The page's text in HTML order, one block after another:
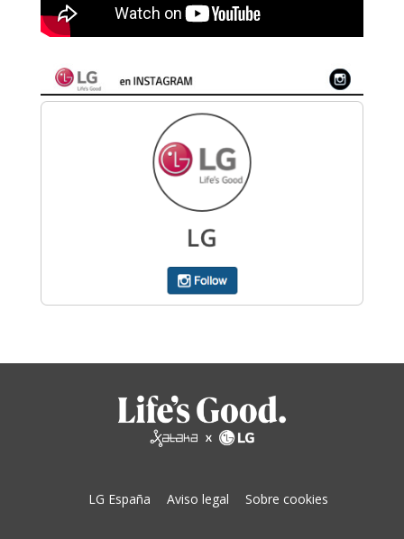
LG España Aviso legal Sobre cookies